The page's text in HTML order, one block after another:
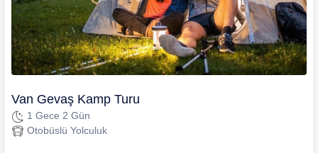
Van Gevaş Kamp Turu
1 Gece 2 Gün
Otobüslü Yolculuk